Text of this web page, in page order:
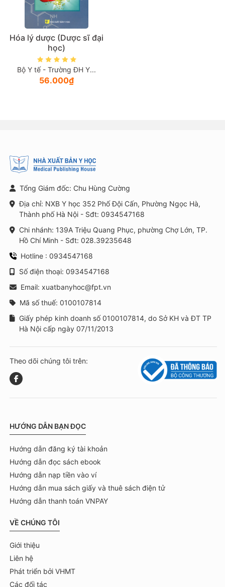
Hóa lý dược (Dược sĩ đại
học)
Bộ Y tế - Trường ĐH Y...
56.000₫
Tổng Giám đốc: Chu Hùng Cường
Địa chỉ: NXB Y học 352 Phố Đội Cấn, Phường Ngọc Hà,
Thành phố Hà Nội - Sđt: 0934547168
Chi nhánh: 139A Triệu Quang Phục, phường Chợ Lớn, TP.
Hồ Chí Minh - Sđt: 028.39235648
Hotline : 0934547168
Số điện thoại: 0934547168
Email: xuatbanyhoc@fpt.vn
Mã số thuế: 0100107814
Giấy phép kinh doanh số 0100107814, do Sở KH và ĐT TP
Hà Nội cấp ngày 07/11/2013
Theo dõi chúng tôi trên:
HƯỚNG DẪN BẠN ĐỌC
Hướng dẫn đăng ký tài khoản
Hướng dẫn đọc sách ebook
Hướng dẫn nạp tiền vào ví
Hướng dẫn mua sách giấy và thuê sách điện tử
Hướng dẫn thanh toán VNPAY
VỀ CHÚNG TÔI
Giới thiệu
Liên hệ
Phát triển bởi VHMT
Các đối tác